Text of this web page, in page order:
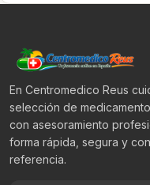
En Centromedico Reus
selección de
con asesoramiento
forma rápida, segura y
referencia.